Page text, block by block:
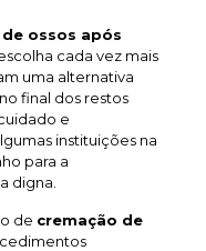
ossos após
cada vez mais
uma alternativa
final dos restos
e
instituições na
para a
digna.
de cremação de